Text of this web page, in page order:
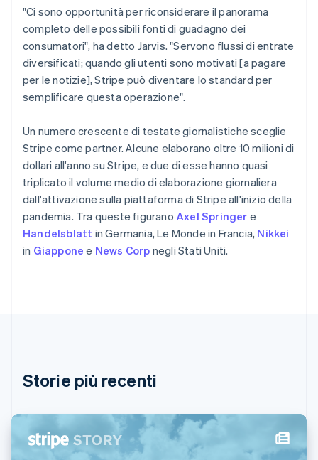
"Ci sono opportunità per riconsiderare il panorama
completo delle possibili fonti di guadagno dei
consumatori", ha detto Jarvis. "Servono flussi di entrate
diversificati; quando gli utenti sono motivati [a pagare
per le notizie], Stripe può diventare lo standard per
semplificare questa operazione".
Un numero crescente di testate giornalistiche sceglie
Stripe come partner. Alcune elaborano oltre 10 milioni di
dollari all'anno su Stripe, e due di esse hanno quasi
triplicato il volume medio di elaborazione giornaliera
dall'attivazione sulla piattaforma di Stripe all'inizio della
pandemia. Tra queste figurano Axel Springer e
Handelsblatt in Germania, Le Monde in Francia, Nikkei
in Giappone e News Corp negli Stati Uniti.
Storie più recenti
Canada
English Français
Cina continentale
简体中文English
Cipro
English
Croazia
English
Emirati Arabi Uniti
English
Estonia
English
Finlandia
English Svenska
Francia
FrançaisEnglish
India
Irlanda
English
Italia
ItalianoEnglish